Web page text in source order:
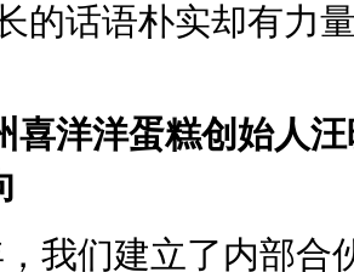
的话语朴实却有力
喜洋洋蛋糕创始人
，我们建立了内部合